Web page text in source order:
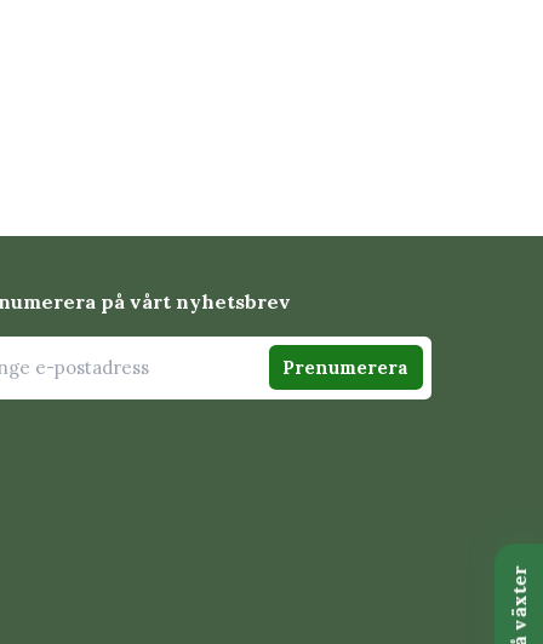
på vårt nyhetsbrev
Prenumerera